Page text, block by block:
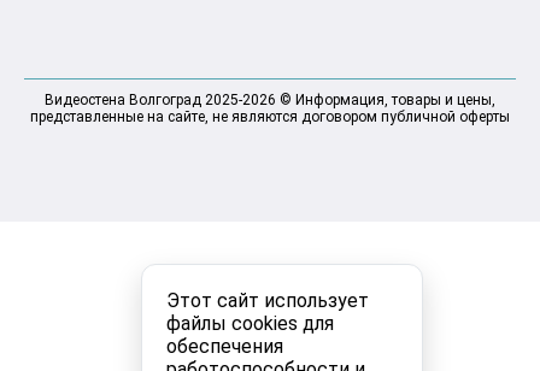
Этот сайт использует
файлы cookies для
обеспечения
Видеостена Волгоград 2025-2026 © Информация, товары и цены,
представленные на сайте, не являются договором публичной оферты